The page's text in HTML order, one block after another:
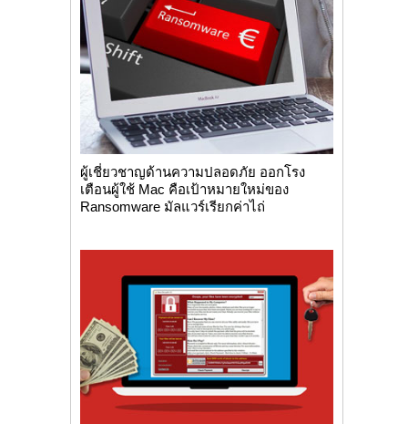
ผู้เชี่ยวชาญด้านความปลอดภัย ออกโรง
เตือนผู้ใช้ Mac คือเป้าหมายใหม่ของ
Ransomware มัลแวร์เรียกค่าไถ่